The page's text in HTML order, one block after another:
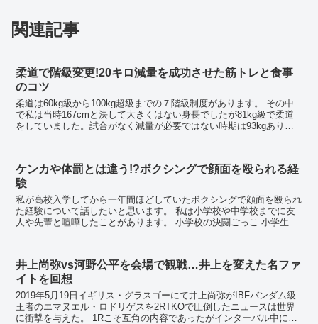
関連記事
柔道で階級変更!20キロ減量を成功させた筋トレと食事
のコツ
柔道は60kg級から100kg超級までの７階級制度があります。 その中
で私は当時167cmと決して大きくはない身長でしたが81kg級で柔道
をしていました。試合がなく減量が必要ではない時期は93kgあり、
ケンカや体罰とは違う!?ボクシングで顔面を殴られる経
験
私が高校入学してから一年間ほどしていたボクシングで顔面を殴られ
た経験について話したいと思います。 私は小学校や中学校までに友
人や先輩と喧嘩したことがあります。 小学校の決闘ごっこ 小学生の
井上尚弥vs河野公平を会場で観戦…井上を変えた名ファ
イトを回想
2019年5月19日イギリス・グラスゴーにて井上尚弥がIBFバンダム級
王者のエマヌエル・ロドリゲスを2RTKOで圧倒したニュースは世界
に衝撃を与えた。 1Rこそ互角の内容であったがインターバル中に頭